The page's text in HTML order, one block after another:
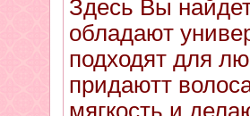
Здесь Вы
обладают
подходят для
придаютт
мягкость и